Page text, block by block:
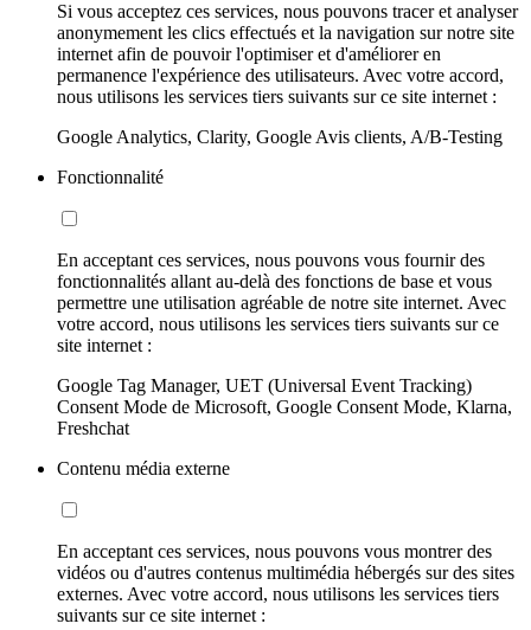
Si vous acceptez ces services, nous pouvons tracer et analyser
anonymement les clics effectués et la navigation sur notre site
internet afin de pouvoir l'optimiser et d'améliorer en
permanence l'expérience des utilisateurs. Avec votre accord,
nous utilisons les services tiers suivants sur ce site internet :
Google Analytics, Clarity, Google Avis clients, A/B-Testing
Fonctionnalité
En acceptant ces services, nous pouvons vous fournir des
fonctionnalités allant au-delà des fonctions de base et vous
permettre une utilisation agréable de notre site internet. Avec
votre accord, nous utilisons les services tiers suivants sur ce
site internet :
Google Tag Manager, UET (Universal Event Tracking)
Consent Mode de Microsoft, Google Consent Mode, Klarna,
Freshchat
Contenu média externe
En acceptant ces services, nous pouvons vous montrer des
vidéos ou d'autres contenus multimédia hébergés sur des sites
externes. Avec votre accord, nous utilisons les services tiers
suivants sur ce site internet :